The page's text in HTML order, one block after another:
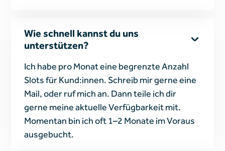
Wie schnell kannst du uns
unterstützen?
Ich habe pro Monat eine begrenzte Anzahl
Slots für Kund:innen. Schreib mir gerne eine
Mail, oder ruf mich an. Dann teile ich dir
gerne meine aktuelle Verfügbarkeit mit.
Momentan bin ich oft 1–2 Monate im Voraus
ausgebucht.